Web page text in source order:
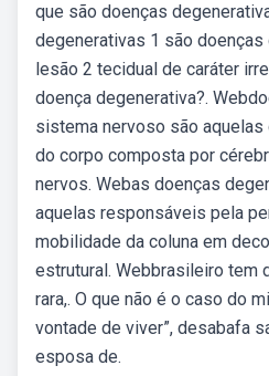
que são doenças
degenerativas 1 são doenças
lesão 2 tecidual de caráter
doença degenerativa?.
sistema nervoso são aquelas
do corpo composta por
nervos. Webas doenças
aquelas responsáveis pela
mobilidade da coluna em
estrutural. Webbrasileiro tem
rara,. O que não é o caso do
vontade de viver”, desabafa
esposa de.